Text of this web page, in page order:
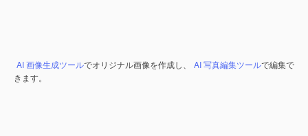
AI 画像生成ツールでオリジナル画像を作成し、 AI 写真編集ツールで編集で
きます。